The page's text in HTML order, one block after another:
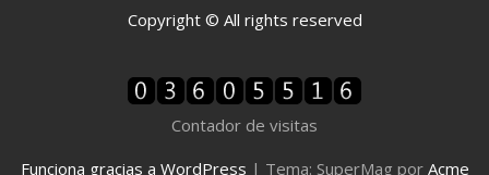
Copyright © All rights reserved
Contador de visitas
Funciona gracias a WordPress | Tema: SuperMag por Acme